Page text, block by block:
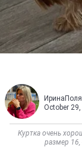
October
Куртка очень
размер